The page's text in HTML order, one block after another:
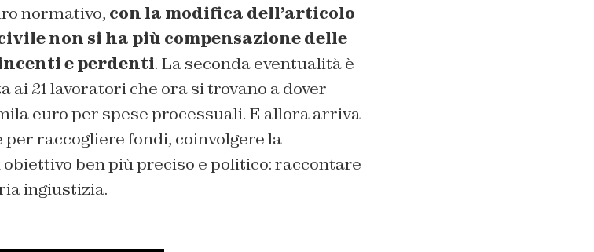
normativo, con la modifica dell’articolo
non si ha più compensazione delle
e perdenti. La seconda eventualità è
ai 21 lavoratori che ora si trovano a dover
euro per spese processuali. E allora arriva
raccogliere fondi, coinvolgere la
ben più preciso e politico: raccontare
ingiustizia.